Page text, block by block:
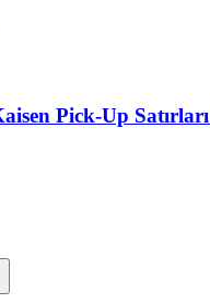
Pick-Up